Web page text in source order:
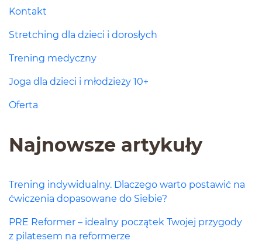
Kontakt
Stretching dla dzieci i dorosłych
Trening medyczny
Joga dla dzieci i młodzieży 10+
Oferta
Najnowsze artykuły
Trening indywidualny. Dlaczego warto postawić na
ćwiczenia dopasowane do Siebie?
PRE Reformer – idealny początek Twojej przygody
z pilatesem na reformerze